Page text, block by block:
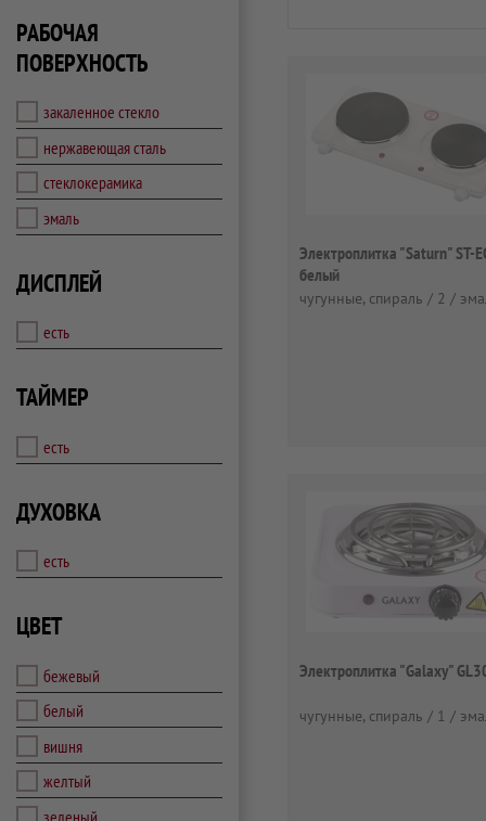
РАБОЧАЯ
ПОВЕРХНОСТЬ
закаленное стекло
нержавеющая сталь
стеклокерамика
эмаль
ДИСПЛЕЙ
есть
ТАЙМЕР
есть
ДУХОВКА
есть
ЦВЕТ
бежевый
белый
вишня
желтый
зеленый
Электроплитка "Saturn" ST-
белый
чугунные, спираль / 2 /
Электроплитка "Galaxy"
чугунные, спираль / 1 /